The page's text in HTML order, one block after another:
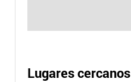
Lugares cercanos